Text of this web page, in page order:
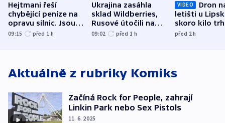
Hejtmani řeší
chybějící peníze na
opravu silnic. Jsou
nenárokové, namítá
09:15 před 1 h
Ukrajina zasáhla
sklad Wildberries,
Rusové útočili na
trh, hasiče či
09:02 před 1 h
VIDEO
Dron
letišti u
skoro kilo
indicie
před 2h
Aktuálně z rubriky Komiks
Začíná Rock for People, zahrají
Linkin Park nebo Sex Pistols
11. 6. 2025